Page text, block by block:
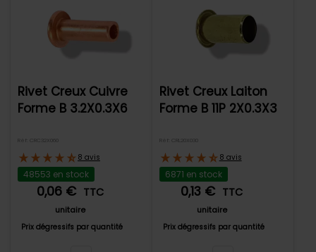
Rivet Creux Cuivre
Forme B 3.2X0.3X6
Réf: CRC32X060
8 avis
48553 en stock
0,06 € TTC
unitaire
Prix dégressifs par quantité
Rivet Creux Laiton
Forme B 11P 2X0.3X3
Réf: CRL20X030
8 avis
6871 en stock
0,13 € TTC
unitaire
Prix dégressifs par quantité